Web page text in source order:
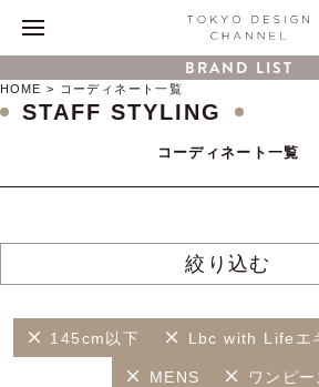
BRAND LIST
HOME コーディネート一覧
STAFF STYLING
コーディネート一覧
絞り込む
145cm以下 Lbc with Lifeエ
MENS ワンピー